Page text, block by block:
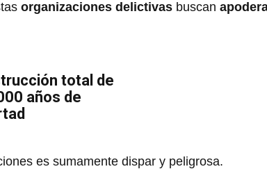
organizaciones delictivas buscan
total de
años de
es sumamente dispar y peligrosa.